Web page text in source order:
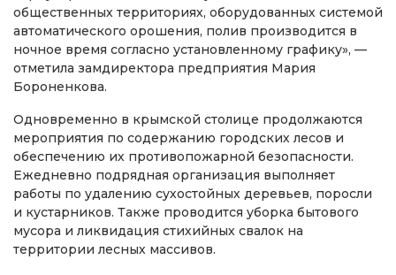
общественных территориях, оборудованных системой
автоматического орошения, полив производится в
ночное время согласно установленному графику», —
отметила замдиректора предприятия Мария
Бороненкова.
Одновременно в крымской столице продолжаются
мероприятия по содержанию городских лесов и
обеспечению их противопожарной безопасности.
Ежедневно подрядная организация выполняет
работы по удалению сухостойных деревьев, поросли
и кустарников. Также проводится уборка бытового
мусора и ликвидация стихийных свалок на
территории лесных массивов.